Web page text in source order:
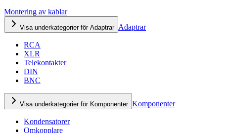
Montering av kablar
Visa underkategorier för Adaptrar Adaptrar
RCA
XLR
Telekontakter
DIN
BNC
Visa underkategorier för Komponenter Komponenter
Kondensatorer
Omkopplare